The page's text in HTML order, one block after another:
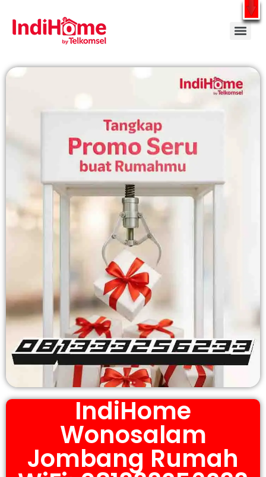
Gratis Pasang Dengan Bayar PDD2 | WiFi 200Rb an By Telkomsel
IndiHome
Wonosalam
Jombang Rumah